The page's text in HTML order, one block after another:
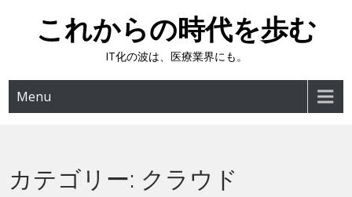
contentこれからの時代を歩む
IT化の波は、医療業界にも。
Menu
カテゴリー: クラウド